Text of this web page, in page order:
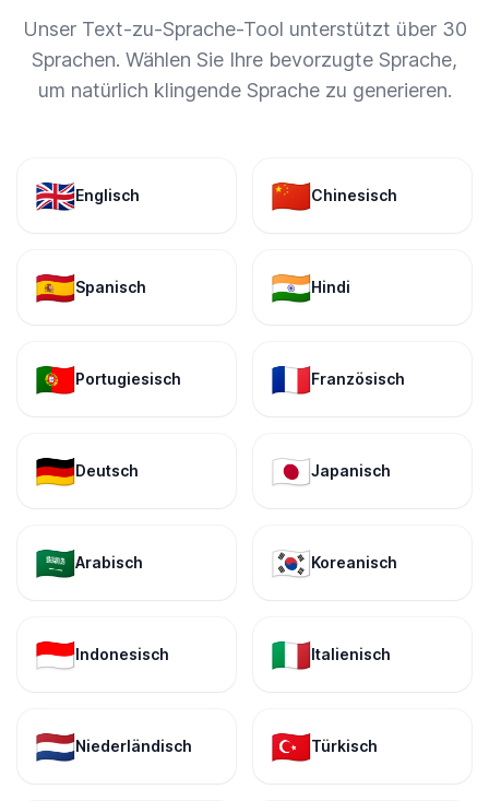
Unser Text-zu-Sprache-Tool unterstützt über 30
Sprachen. Wählen Sie Ihre bevorzugte Sprache,
um natürlich klingende Sprache zu generieren.
🇬🇧Englisch 🇨🇳Chinesisch
🇪🇸Spanisch 🇮🇳Hindi
🇵🇹Portugiesisch 🇫🇷Französisch
🇩🇪Deutsch 🇯🇵Japanisch
🇸🇦Arabisch 🇰🇷Koreanisch
🇮🇩Indonesisch 🇮🇹Italienisch
🇳🇱Niederländisch 🇹🇷Türkisch